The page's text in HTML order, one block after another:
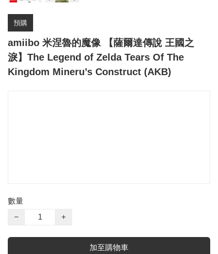
預購
amiibo 米涅魯的魔像 【薩爾達傳說 王國之
淚】The Legend of Zelda Tears Of The
Kingdom Mineru’s Construct (AKB)
數量
−
+
加至購物車